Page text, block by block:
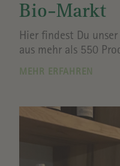
Bio-Markt
Hier findest Du
aus mehr als 550
MEHR ERFAHREN